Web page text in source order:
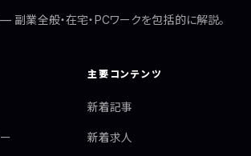
副業全般・在宅・PCワークを包括的に解説。
主要コンテンツ
新着記事
新着求人